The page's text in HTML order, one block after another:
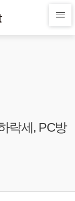
락세, PC방